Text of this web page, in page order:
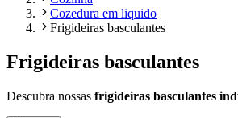
Cozedura em liquido
Frigideiras basculantes
Frigideiras basculantes
Descubra nossas frigideiras basculantes